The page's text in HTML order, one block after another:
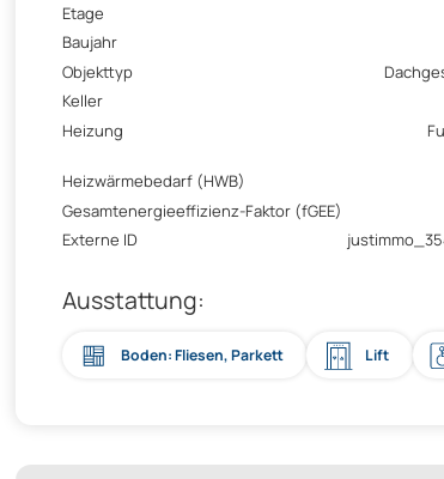
Etage
Baujahr
Objekttyp
Keller
Heizung
Heizwärmebedarf (HWB)
Gesamtenergieeffizienz-Faktor (fGEE)
Externe ID
Ausstattung:
Boden: Fliesen, Parkett Lift